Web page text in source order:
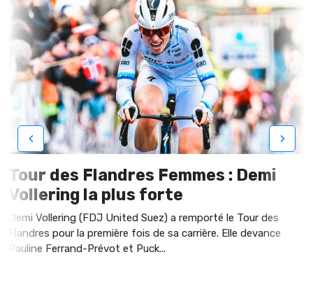
Tour des Flandres Femmes : Demi
Vollering la plus forte
Demi Vollering (FDJ United Suez) a remporté le Tour des
Flandres pour la première fois de sa carrière. Elle devance
Pauline Ferrand-Prévot et Puck...
‹ ›